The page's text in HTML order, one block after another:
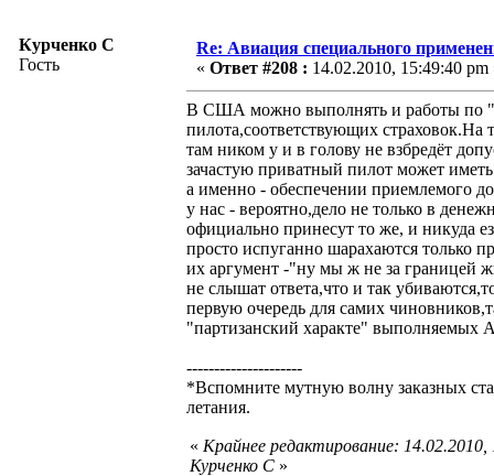
Курченко С
Гость
Re: Авиация специального
« Ответ #208 : 14.02.2010, 15:49:40 pm
В США можно выполнять и работы по
пилота,соответствующих
там ником у и в голову не взбредёт
зачастую приватный пилот может
а именно - обеспечении приемлемого
у нас - вероятно,дело не только в
официально принесут то же, и никуда
просто испуганно шарахаются только
их аргумент -"ну мы ж не за границей
не слышат ответа,что и так
первую очередь для самих
"партизанский характе" выполняемых
---------------------
*Вспомните мутную волну заказных
летания.
« Крайнее редактирование:
Курченко С »